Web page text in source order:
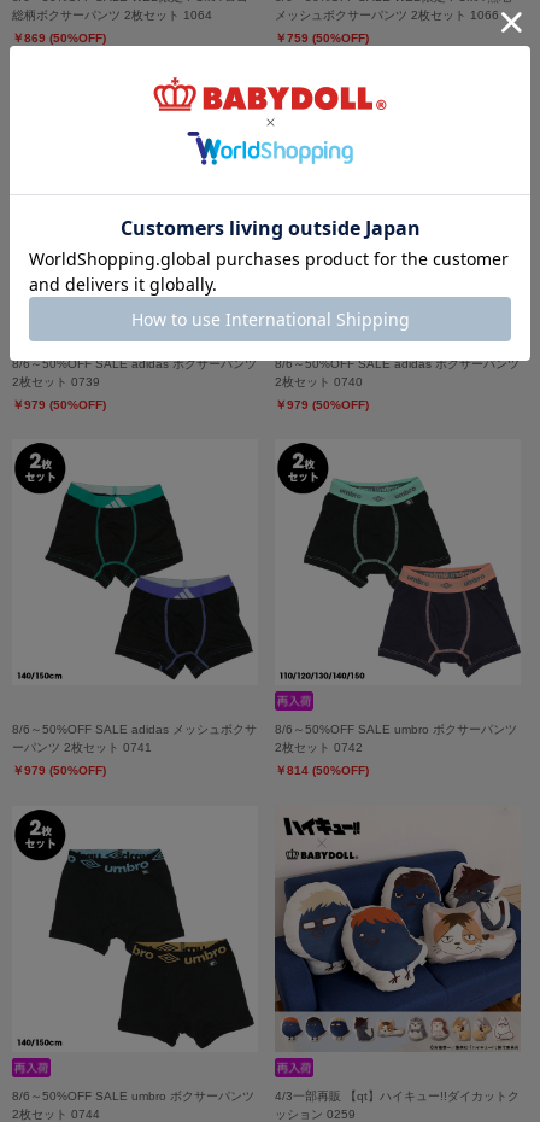
総柄ボクサーパンツ 2枚セット 1064
￥869 (50%OFF)
メッシュボクサーパンツ 2枚セット 1066
￥759 (50%OFF)
8/6～50%OFF SALE adidas ボクサーパンツ
2枚セット 0739
￥979 (50%OFF)
8/6～50%OFF SALE adidas ボクサーパンツ
2枚セット 0740
￥979 (50%OFF)
8/6～50%OFF SALE adidas メッシュボクサ
ーパンツ 2枚セット 0741
￥979 (50%OFF)
8/6～50%OFF SALE umbro ボクサーパンツ
2枚セット 0742
￥814 (50%OFF)
8/6～50%OFF SALE umbro ボクサーパンツ
2枚セット 0744
4/3一部再販 【qt】ハイキュー!!ダイカットク
ッション 0259